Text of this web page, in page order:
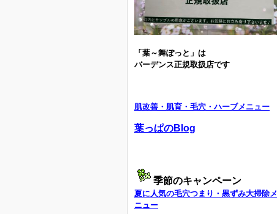
「葉～舞ぽっと」は
バーデンス正規取扱店です
肌改善・肌育・毛穴・ハーブメニュー
葉っぱのBlog
季節のキャンペーン
夏に人気の毛穴つまり・黒ずみ大掃除メ
ニュー